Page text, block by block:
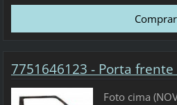
7751646123 - Porta
Foto cima